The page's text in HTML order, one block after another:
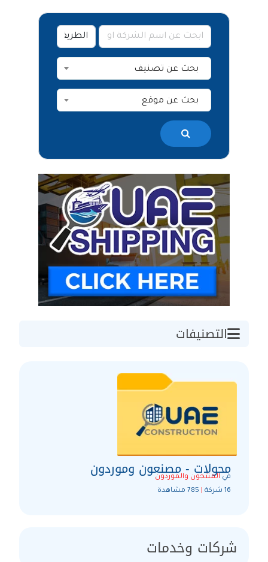
بحث عن تصنيف
بحث عن موقع
التصنيفات
محولات - مصنعون وموردون
في المنتجون والموردون
16 شركة
785 مشاهدة
شركات وخدمات